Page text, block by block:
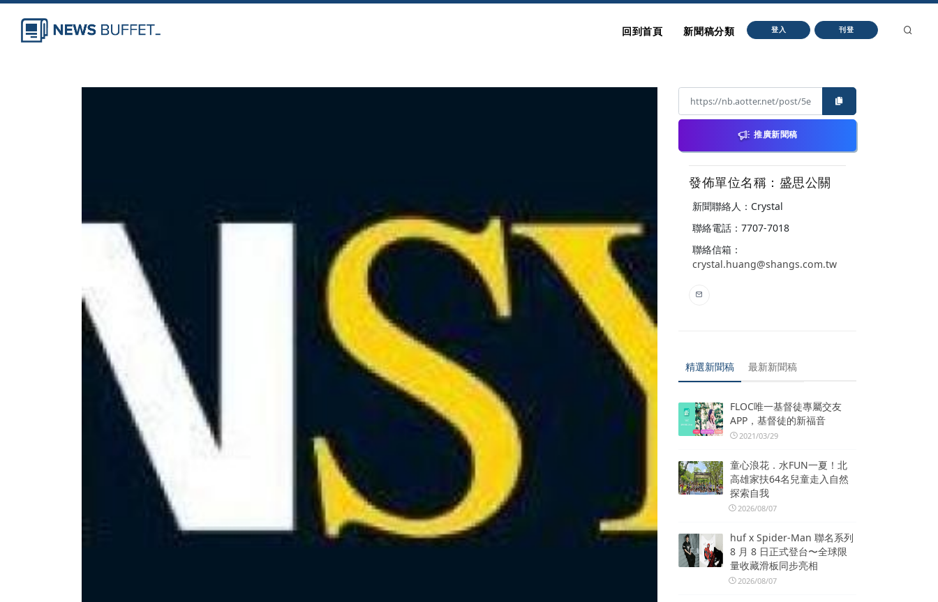
回到首頁 新聞稿分類 登入 刊登
推廣新聞稿
發佈單位名稱：盛思公關
新聞聯絡人：Crystal
聯絡電話：7707-7018
聯絡信箱：
crystal.huang@shangs.com.tw
精選新聞稿 最新新聞稿
FLOC唯一基督徒專屬交友
APP，基督徒的新福音
2021/03/29
童心浪花．水FUN一夏！北
高雄家扶64名兒童走入自然
探索自我
2026/08/07
huf x Spider-Man 聯名系列
8 月 8 日正式登台〜全球限
量收藏滑板同步亮相
2026/08/07